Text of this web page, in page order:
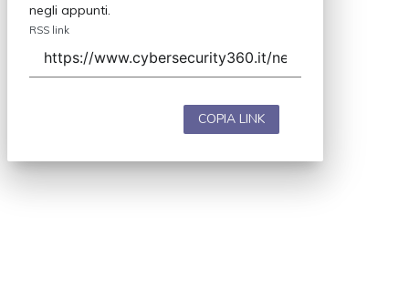
negli appunti.
RSS link
COPIA LINK